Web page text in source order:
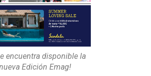
encuentra disponible la
Edición Emag!